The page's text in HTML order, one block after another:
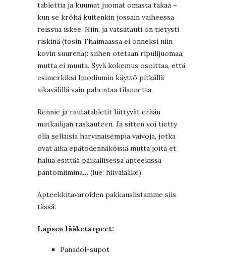
tablettia ja kuumat juomat omasta takaa –
kun se kröhä kuitenkin jossain vaiheessa
reissua iskee. Niin, ja vatsatauti on tietysti
riskinä (tosin Thaimaassa ei onneksi niin
kovin suurena): siihen otetaan ripulijuomaa,
mutta ei muuta. Syvä kokemus osoittaa, että
esimerkiksi Imodiumin käyttö pitkällä
aikavälillä vain pahentaa tilannetta.
Rennie ja rautatabletit liittyvät erään
matkailijan raskauteen. Ja sitten voi tietty
olla sellaisia harvinaisempia vaivoja, jotka
ovat aika epätodennäköisiä mutta joita et
halua esittää paikallisessa apteekissa
pantomiimina… (lue: hiivalääke)
Apteekkitavaroiden pakkauslistamme siis
tässä:
Lapsen lääketarpeet:
Panadol-supot